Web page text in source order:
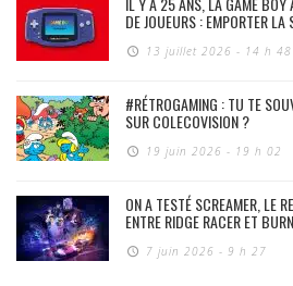
DE JOUEURS : EMPORTER
13 juillet 2026 - 14 h 48
#RÉTROGAMING : TU TE
SUR COLECOVISION ?
19 juin 2026 - 19 h 02
ON A TESTÉ SCREAMER, LE
ENTRE RIDGE RACER ET
7 juin 2026 - 9 h 27